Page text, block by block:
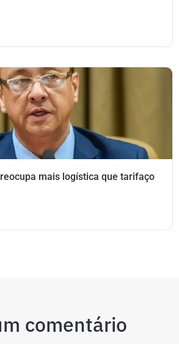
mais logística que tarifaço
comentário